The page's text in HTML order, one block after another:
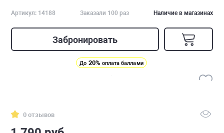
Артикул: 14188 Заказали 100 раз Наличие в магазинах
Забронировать
До 20% оплата баллами
0 отзывов